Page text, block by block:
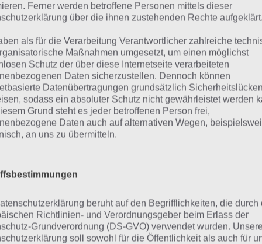
eine Übersicht über diesen Artikel:
die Physik in CATS:
Stars
Ferner werden betroffene Personen mittels dieser
über die ihnen zustehenden Rechte aufgeklärt.
als für die Verarbeitung Verantwortlicher zahlreiche
Maßnahmen umgesetzt, um einen möglichst
Schutz der über diese Internetseite verarbeiteten
Daten sicherzustellen. Dennoch können
Datenübertragungen grundsätzlich Sicherheitslücken
sodass ein absoluter Schutz nicht gewährleistet werden
Grund steht es jeder betroffenen Person frei,
Daten auch auf alternativen Wegen,
an uns zu übermitteln.
beruht auf den Begrifflichkeiten, die durch
Richtlinien- und Verordnungsgeber beim Erlass der
Grundverordnung (DS-GVO) verwendet wurden. Unsere
soll sowohl für die Öffentlichkeit als auch für